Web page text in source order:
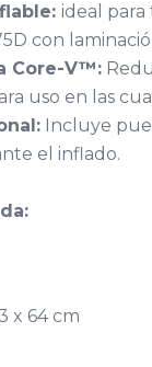
ideal
con
Core-V™:
uso en las
Incluye
el inflado.
x 64 cm